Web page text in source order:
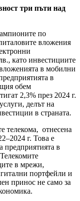
три пъти над
по
вложения
като инвестициите
в мобилни
в
обем
2,3% през 2024 г.
делът на
в страната.
телекома, отнесена
г. Това е
предприятията в
в мрежи,
портфейли и
принос не само за